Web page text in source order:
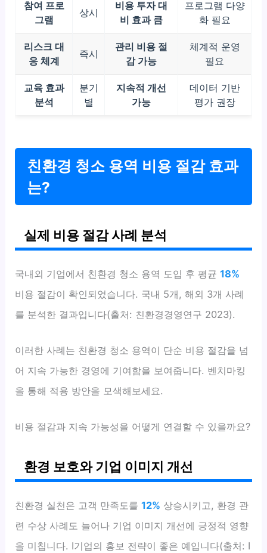
참여 프로
그램
상시
비용 투자 대
비 효과 큼
프로그램 다양
화 필요
리스크 대
응 체계
즉시
관리 비용 절
감 가능
체계적 운영
필요
교육 효과
분석
분기
별
지속적 개선
가능
데이터 기반
평가 권장
친환경 청소 용역 비용 절감 효과
는?
실제 비용 절감 사례 분석
국내외 기업에서 친환경 청소 용역 도입 후 평균18%
비용 절감이 확인되었습니다. 국내 5개, 해외 3개 사례
를 분석한 결과입니다(출처: 친환경경영연구 2023).
이러한 사례는 친환경 청소 용역이 단순 비용 절감을 넘
어 지속 가능한 경영에 기여함을 보여줍니다. 벤치마킹
을 통해 적용 방안을 모색해보세요.
비용 절감과 지속 가능성을 어떻게 연결할 수 있을까요?
환경 보호와 기업 이미지 개선
친환경 실천은 고객 만족도를12% 상승시키고, 환경 관
련 수상 사례도 늘어나 기업 이미지 개선에 긍정적 영향
을 미칩니다. I기업의 홍보 전략이 좋은 예입니다(출처: I